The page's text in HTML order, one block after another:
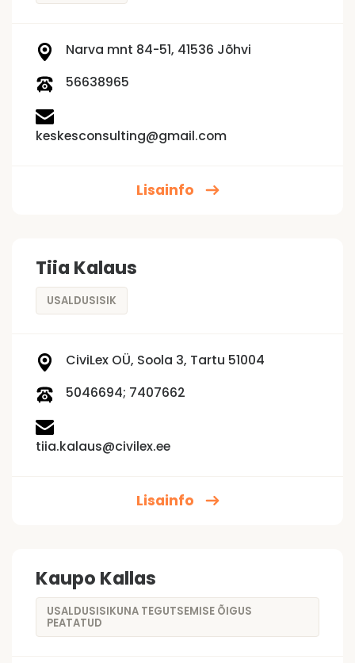
Narva mnt 84-51, 41536 Jõhvi
56638965
keskesconsulting@gmail.com
Lisainfo
Tiia Kalaus
USALDUSISIK
CiviLex OÜ, Soola 3, Tartu 51004
5046694; 7407662
tiia.kalaus@civilex.ee
Lisainfo
Kaupo Kallas
USALDUSISIKUNA TEGUTSEMISE ÕIGUS
PEATATUD